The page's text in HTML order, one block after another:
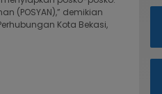
(POSYAN),” demikian
Kota Bekasi,